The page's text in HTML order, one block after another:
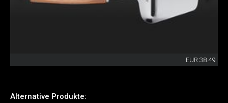
EUR 38.49
Alternative Produkte: